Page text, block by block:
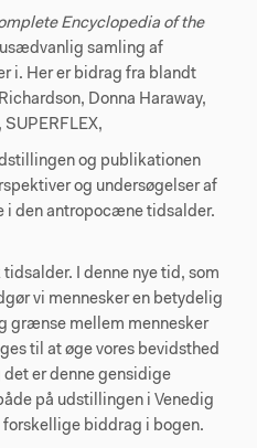
Encyclopedia of the
samling af
i. Her er bidrag fra blandt
Donna Haraway,
og publikationen
og undersøgelser af
i den antropocæne tidsalder.
I denne nye tid, som
vi mennesker en betydelig
grænse mellem mennesker
til at øge vores bevidsthed
er denne gensidige
på udstillingen i Venedig
biddrag i bogen.